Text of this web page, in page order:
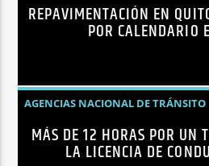
QUITO
REPAVIMENTACIÓN
REPAVIMENTACIÓN EN
POR CALENDARIO
AGENCIAS NACIONAL DE TRÁNSITO
LICENCIAS
NOTICIAS
MÁS DE 12 HORAS POR UN
LA LICENCIA DE